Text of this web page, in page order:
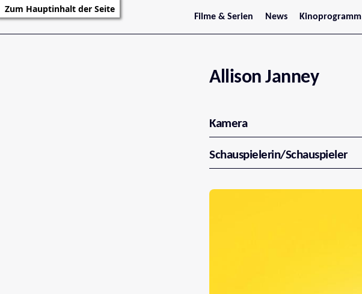
Zum Hauptinhalt der Seite
Filme & Serien
Trailer
Serienarchiv
News
Stars
Kinoprogramm
Jetzt im Kino
Oberösterreich
Tirol
Vorarlberg
Allison Janney
Kamera
Schauspielerin/Schauspieler